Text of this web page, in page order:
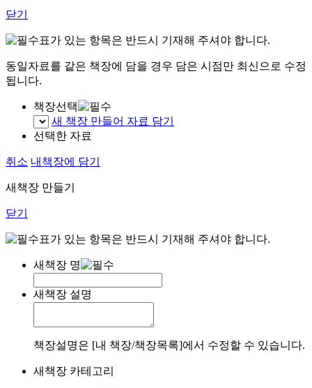
닫기
표가 있는 항목은 반드시 기재해 주셔야 합니다.
동일자료를 같은 책장에 담을 경우 담은 시점만 최신으로 수정
됩니다.
책장선택
새 책장 만들어 자료 담기
선택한 자료
취소 내책장에 담기
새책장 만들기
닫기
표가 있는 항목은 반드시 기재해 주셔야 합니다.
새책장 명
새책장 설명
책장설명은 [내 책장/책장목록]에서 수정할 수 있습니다.
새책장 카테고리